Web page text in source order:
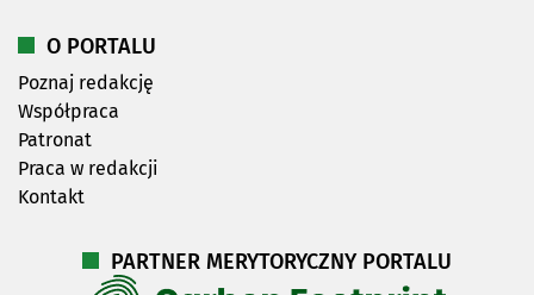
O PORTALU
Poznaj redakcję
Współpraca
Patronat
Praca w redakcji
Kontakt
PARTNER MERYTORYCZNY PORTALU